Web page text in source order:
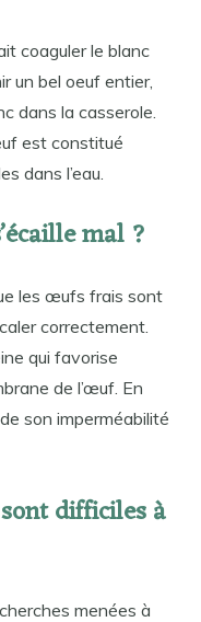
coaguler le blanc
un bel oeuf entier,
dans la casserole.
est constitué
dans l’eau.
mal ?
les œufs frais sont
correctement.
qui favorise
de l’œuf. En
son imperméabilité
difficiles à
menées à